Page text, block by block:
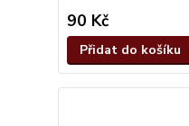
90 Kč
Přidat do košíku